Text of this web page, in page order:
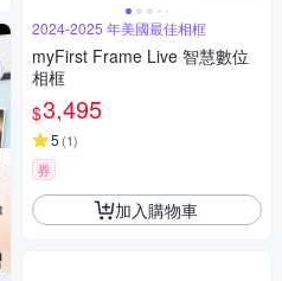
2024-2025 年美國最佳相框
myFirst Frame Live 智慧數位
相框
$3,495
5 (1)
券
加入購物車